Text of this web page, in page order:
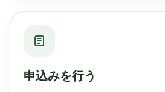
申込みを行う